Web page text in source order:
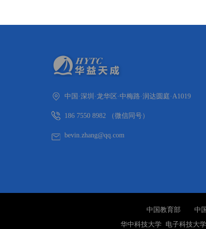
中国·深圳·龙华区·中梅路·润达圆庭·A1019
186 7550 8982 （微信同号）
bevin.zhang@qq.com
中国教育部 中
华中科技大学 电子科技大学